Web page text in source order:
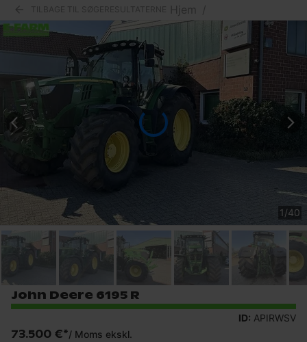
TILBAGE TIL SØGERESULTATERNE Hjem /
1/40
John Deere 6195 R
ID: APIRWSV
73.500 €*/ Moms ekskl.